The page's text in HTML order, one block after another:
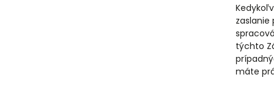
zaslanie
týchto
máte